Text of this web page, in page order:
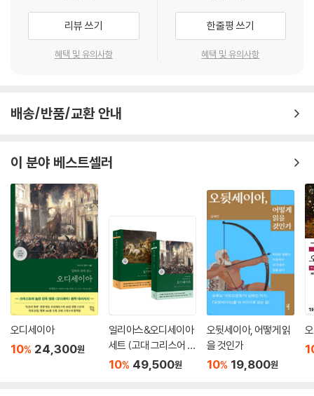
“인간이란 자기가 스스로 체험하지 못한 것을 다른 사람에게서 볼 수도 없
고 이해할 수도 없다.”
미안』에 독자들이 깊숙이 가 닿을 수 있도록 독자들과 『데미안』 사이에 견
국내에서 헤세를 가장 잘 아는 헤세 박사 1호이자 이 책의 역자인 이인웅과
독일 본대학에서 헤세를 전공하고 현재 공주대 독어독문학과 교수로 재직
중인 신혜선이 집필한 『데미안』 해설은 무려 129쪽에 달한다. 카인의 표
적, 아브락사스, 알을 깨고 나오는 새 등, 이 책의 핵심적인 상징에 현대인
의 정신적인 사부로도 불리는 헤세가 어떤 메시지를 심어 놓았는지 알게
된다면 적잖이 놀라게 될 것이다.
인공지능 시대에도 ‘나 자신의 길’을 묻는 책
컴퓨터 앞에서 질문을 입력하면 아직은 비록 상투적이고 뻔할지언정 어떤
식으로든 답이 도출되는 시대다. 인공지능이 우리의 삶을 어떻게 바꾸어
놓을지 한치 앞을 예측하기 어려운 이때에도 우리 안의 자아는 스스로가
리뷰 쓰기
혜택 및 유의사항
한줄평 쓰기
혜택 및 유의사항
배송/반품/교환 안내
이 분야 베스트셀러
오디세이아
10% 24,300원
일리아스&오디세이아
세트 (고대 그리스어 완
역본)
10% 49,500원
오뒷세이아, 어떻게 읽
을 것인가
10% 19,800원